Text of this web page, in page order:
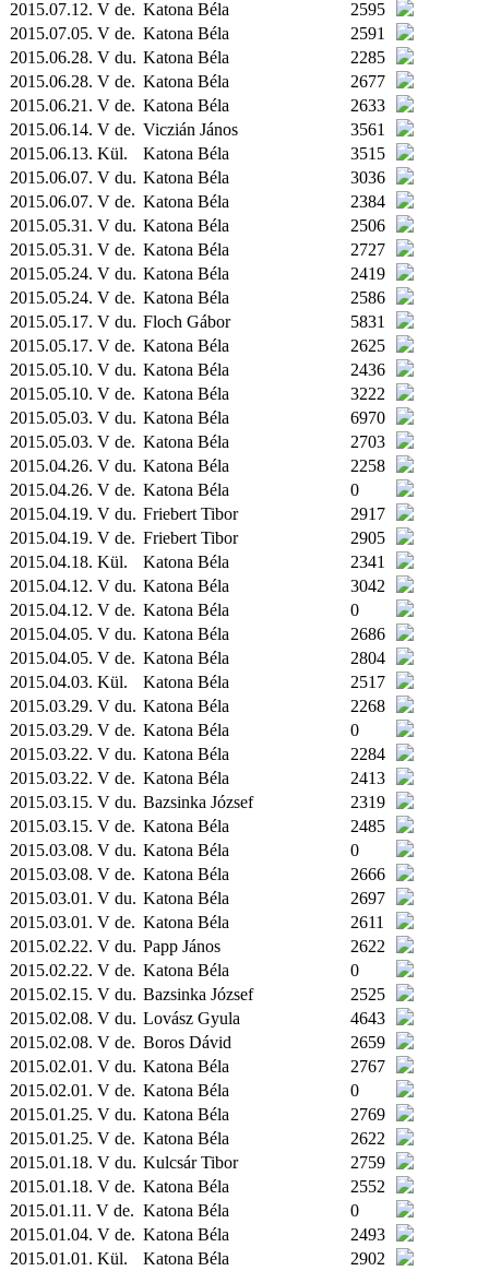
2015.07.12. V de. Katona Béla
2595
2015.07.05. V de. Katona Béla
2591
2015.06.28. V du. Katona Béla
2285
2015.06.28. V de. Katona Béla
2677
2015.06.21. V de. Katona Béla
2633
2015.06.14. V de. Viczián János
3561
2015.06.13. Kül. Katona Béla
3515
2015.06.07. V du. Katona Béla
3036
2015.06.07. V de. Katona Béla
2384
2015.05.31. V du. Katona Béla
2506
2015.05.31. V de. Katona Béla
2727
2015.05.24. V du. Katona Béla
2419
2015.05.24. V de. Katona Béla
2586
2015.05.17. V du. Floch Gábor
5831
2015.05.17. V de. Katona Béla
2625
2015.05.10. V du. Katona Béla
2436
2015.05.10. V de. Katona Béla
3222
2015.05.03. V du. Katona Béla
6970
2015.05.03. V de. Katona Béla
2703
2015.04.26. V du. Katona Béla
2258
2015.04.26. V de. Katona Béla
0
2015.04.19. V du. Friebert Tibor
2917
2015.04.19. V de. Friebert Tibor
2905
2015.04.18. Kül. Katona Béla
2341
2015.04.12. V du. Katona Béla
3042
2015.04.12. V de. Katona Béla
0
2015.04.05. V du. Katona Béla
2686
2015.04.05. V de. Katona Béla
2804
2015.04.03. Kül. Katona Béla
2517
2015.03.29. V du. Katona Béla
2268
2015.03.29. V de. Katona Béla
0
2015.03.22. V du. Katona Béla
2284
2015.03.22. V de. Katona Béla
2413
2015.03.15. V du. Bazsinka József
2319
2015.03.15. V de. Katona Béla
2485
2015.03.08. V du. Katona Béla
0
2015.03.08. V de. Katona Béla
2666
2015.03.01. V du. Katona Béla
2697
2015.03.01. V de. Katona Béla
2611
2015.02.22. V du. Papp János
2622
2015.02.22. V de. Katona Béla
0
2015.02.15. V du. Bazsinka József
2525
2015.02.08. V du. Lovász Gyula
4643
2015.02.08. V de. Boros Dávid
2659
2015.02.01. V du. Katona Béla
2767
2015.02.01. V de. Katona Béla
0
2015.01.25. V du. Katona Béla
2769
2015.01.25. V de. Katona Béla
2622
2015.01.18. V du. Kulcsár Tibor
2759
2015.01.18. V de. Katona Béla
2552
2015.01.11. V de. Katona Béla
0
2015.01.04. V de. Katona Béla
2493
2015.01.01. Kül. Katona Béla
2902